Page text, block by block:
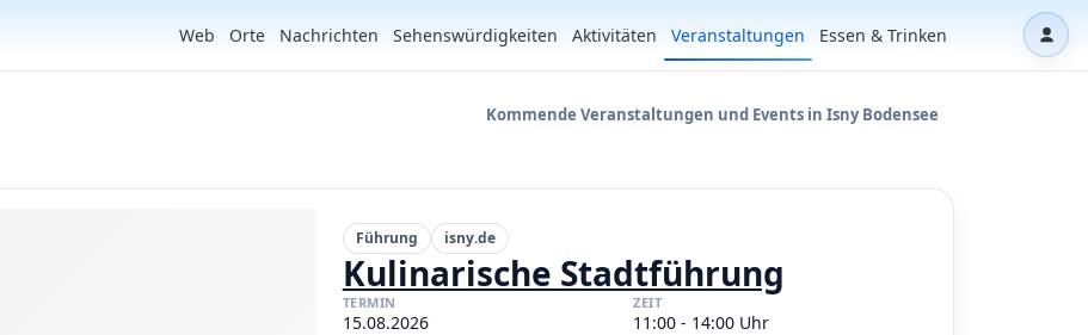
Web Orte Nachrichten Sehenswürdigkeiten Aktivitäten Veranstaltungen Essen & Trinken
Kommende Veranstaltungen und Events in Isny Bodensee
Führung isny.de
Kulinarische Stadtführung
TERMIN
15.08.2026
ZEIT
11:00 - 14:00 Uhr